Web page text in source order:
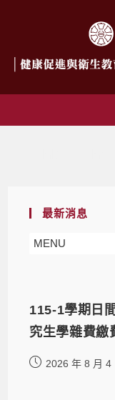
最新消息
MENU
115-1學期日
究生學雜費繳
2026 年 8 月 4